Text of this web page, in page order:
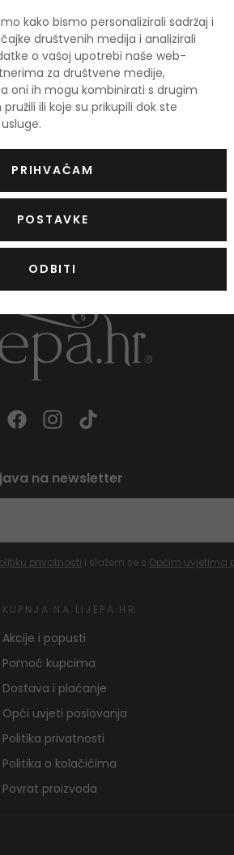
na newsletter
privatnosti i slažem se s Općim uvjetima
KUPNJA NA LIJEPA.HR
Akcije i popusti
Pomoć kupcima
Dostava i plaćanje
Opći uvjeti poslovanja
Politika privatnosti
Politika o kolačićima
Povrat proizvoda
kako bismo personalizirali sadržaj i
društvenih medija i analizirali
o vašoj upotrebi naše web-
za društvene medije,
oni ih mogu kombinirati s drugim
ili koje su prikupili dok ste
PRIHVAĆAM
POSTAVKE
ODBITI